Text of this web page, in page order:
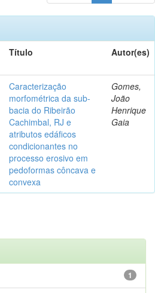
Título Autor(es)
Caracterização
morfométrica da sub-
bacia do Ribeirão
Cachimbal, RJ e
atributos edáficos
condicionantes no
processo erosivo em
pedoformas côncava e
convexa
Gomes,
João
Henrique
Gaia
1